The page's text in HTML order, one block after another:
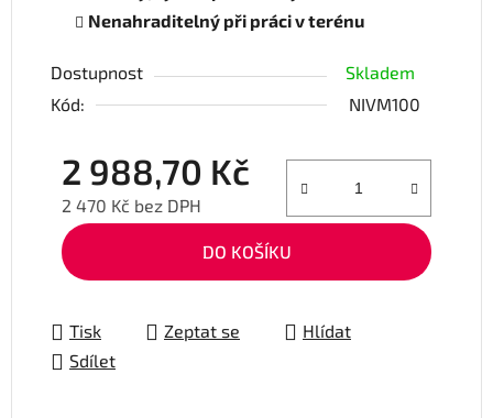
Nenahraditelný při práci v terénu
Dostupnost
Skladem
Kód:
NIVM100
2 988,70 Kč
2 470 Kč bez DPH
Měrná cena:
DO KOŠÍKU
Tisk Zeptat se
Hlídat
Sdílet